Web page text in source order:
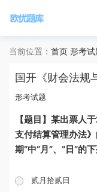
当前位置： 首页 形考试
国开《财会法规
形考试题
【题目】某出票人
支付结算管理办法
期”中“月”、“日”的
贰月拾贰日